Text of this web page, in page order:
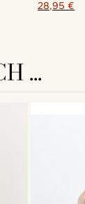
28,95 €
...